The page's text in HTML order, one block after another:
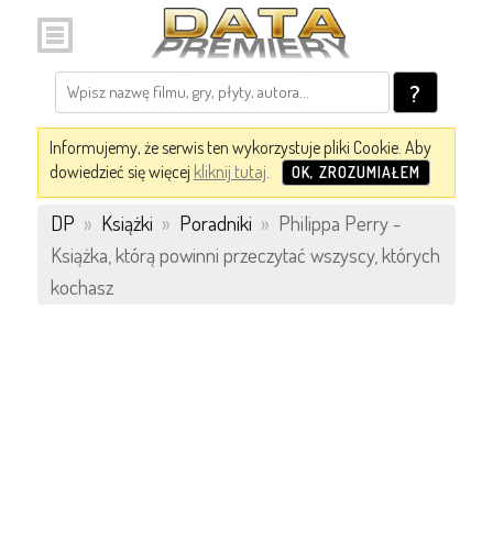
?
Informujemy, że serwis ten wykorzystuje pliki Cookie. Aby
dowiedzieć się więcej kliknij tutaj. OK, ZROZUMIAŁEM
DP » Książki » Poradniki » Philippa Perry -
Książka, którą powinni przeczytać wszyscy, których
kochasz